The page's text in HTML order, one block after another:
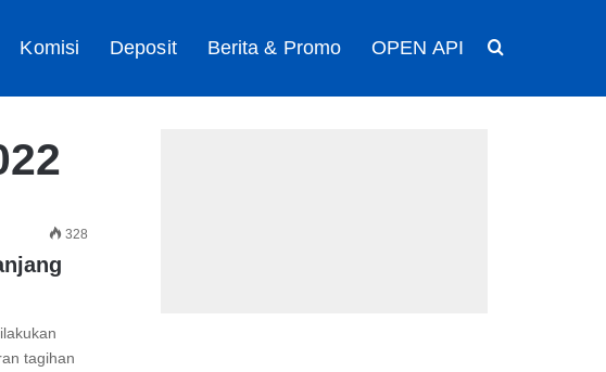
Komisi Deposit Berita & Promo OPEN API
328
tagihan